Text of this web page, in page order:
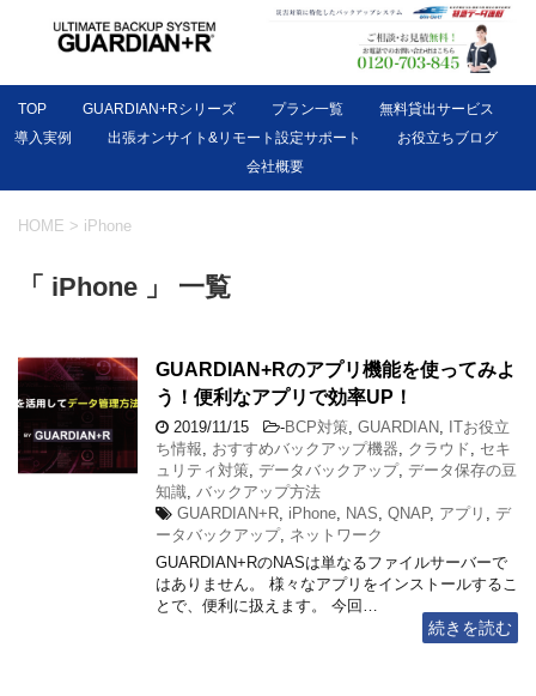
TOP GUARDIAN+Rシリーズ プラン一覧
無料貸出サービス
導入実例
出張オンサイト&リモート設定サポート
お役立ちブログ
会社概要
HOME > iPhone
「 iPhone 」 一覧
GUARDIAN+Rのアプリ機能を使ってみよ
う！便利なアプリで効率UP！
2019/11/15 -BCP対策 GUARDIAN
ITお役立
ち情報
おすすめバックアップ機器 クラウド
セキ
ュリティ対策 データバックアップ, データ保存の豆
知識
バックアップ方法
GUARDIAN+R iPhone NAS QNAP, アプリ
デ
ータバックアップ, ネットワーク
GUARDIAN+RのNASは単なるファイルサーバーで
はありません。 様々なアプリをインストールするこ
とで、便利に扱えます。 今回…
続きを読む